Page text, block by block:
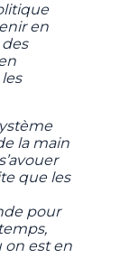
en
la main
que les
pour
on est en